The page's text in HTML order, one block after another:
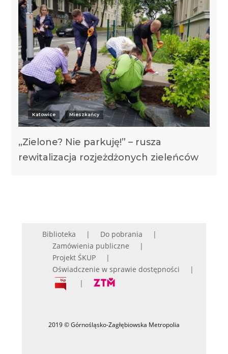
Katowice Mieszkańcy
„Zielone? Nie parkuję!” – rusza
rewitalizacja rozjeżdżonych zieleńców
Biblioteka
Do pobrania
Zamówienia publiczne
Projekt ŚKUP
Oświadczenie w sprawie dostępności
2019 © Górnośląsko-Zagłębiowska Metropolia